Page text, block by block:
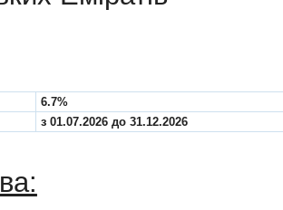
6.7%
з 01.07.2026 до 31.12.2026